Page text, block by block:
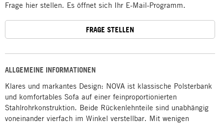
ALLGEMEINE INFORMATIONEN
Klares und markantes Design: NOVA ist klassische Polsterbank
und komfortables Sofa auf einer feinproportionierten
Stahlrohrkonstruktion. Beide Rückenlehnteile sind unabhängig
voneinander vierfach im Winkel verstellbar. Mit wenigen
Frage hier stellen. Es öffnet sich Ihr E-Mail-Programm.
FRAGE STELLEN